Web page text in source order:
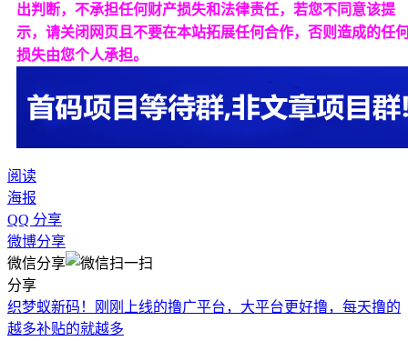
出判断，不承担任何财产损失和法律责任，若您不同意该提
示，请关闭网页且不要在本站拓展任何合作，否则造成的任
损失由您个人承担。
阅读
海报
QQ 分享
微博分享
微信分享
分享
织梦蚁新码！刚刚上线的撸广平台，大平台更好撸，每天撸的
越多补贴的就越多